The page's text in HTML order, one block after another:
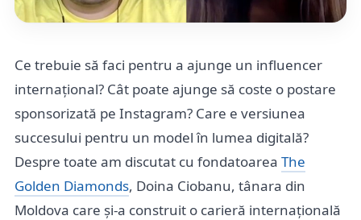
Ce trebuie să faci pentru a ajunge un influencer
internațional? Cât poate ajunge să coste o postare
sponsorizată pe Instagram? Care e versiunea
succesului pentru un model în lumea digitală?
Despre toate am discutat cu fondatoarea The
Golden Diamonds, Doina Ciobanu, tânara din
Moldova care și-a construit o carieră internațională